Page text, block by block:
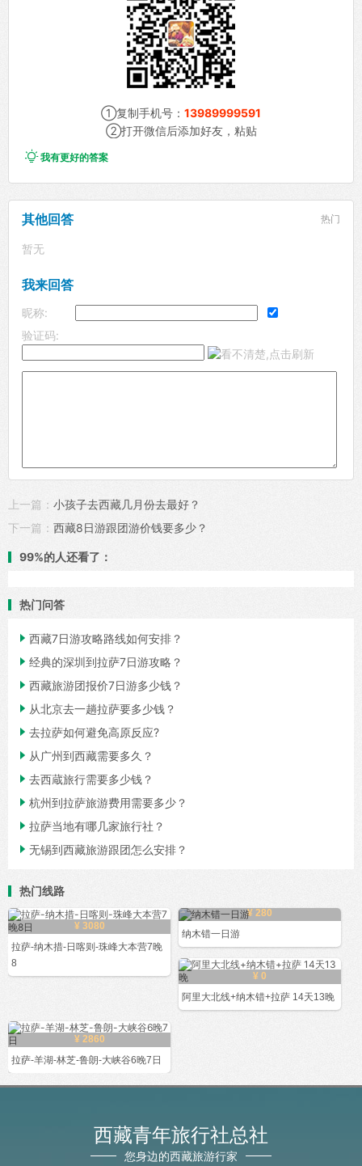
①复制手机号： 13989999591
②打开微信后添加好友，粘贴
我有更好的答案
其他回答 热门
暂无
我来回答
昵称:
验证码:
上一篇： 小孩子去西藏几月份去最好？
下一篇： 西藏8日游跟团游价钱要多少？
99%的人还看了：
热门问答
 西藏7日游攻略路线如何安排？
 经典的深圳到拉萨7日游攻略？
 西藏旅游团报价7日游多少钱？
 从北京去一趟拉萨要多少钱？
 去拉萨如何避免高原反应?
 从广州到西藏需要多久？
 去西蔵旅行需要多少钱？
 杭州到拉萨旅游费用需要多少？
 拉萨当地有哪几家旅行社？
 无锡到西藏旅游跟团怎么安排？
热门线路
¥ 3080
拉萨-纳木措-日喀则-珠峰大本营7晚
8
¥ 280
纳木错一日游
¥ 0
阿里大北线+纳木错+拉萨 14天13晚
¥ 2860
拉萨-羊湖-林芝-鲁朗-大峡谷6晚7日
西藏青年旅行社总社
您身边的西藏旅游行家